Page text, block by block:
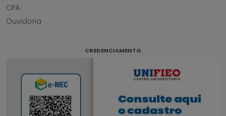
CPA
Ouvidoria
CREDENCIAMENTO